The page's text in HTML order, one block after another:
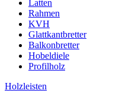
Latten
Rahmen
KVH
Glattkantbretter
Balkonbretter
Hobeldiele
Profilholz
Holzleisten